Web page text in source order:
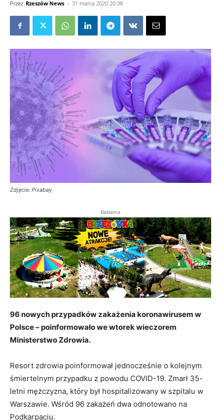
Przez Rzeszów News - 31 marca 2020 20:38
Zdjęcie: Pixabay
Reklama
96 nowych przypadków zakażenia koronawirusem w
Polsce – poinformowało we wtorek wieczorem
Ministerstwo Zdrowia.
Resort zdrowia poinformował jednocześnie o kolejnym
śmiertelnym przypadku z powodu COVID-19. Zmarł 35-
letni mężczyzna, który był hospitalizowany w szpitalu w
Warszawie. Wśród 96 zakażeń dwa odnotowano na
Podkarpaciu.